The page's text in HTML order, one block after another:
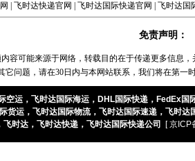
飞时达快递官网 飞时达国际快递官网 飞时达国
免责声明：
容可能来源于网络，转载目的在于传递更多信息
它问题，请在30日内与本网站联系，我们将在第一
空运 ， 飞时达国际海运 ， DHL国际快递 ， FedEx国
货运 ， 飞时达国际物流， 飞时达国际速递 ， 飞时达
飞时达， 飞时达快递， 飞时达国际快递公司 [ 京ICP